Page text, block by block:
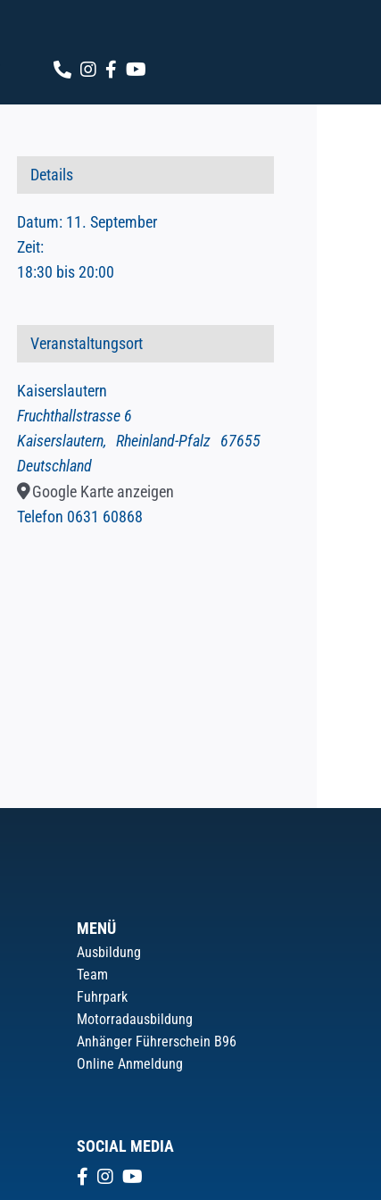
Details
Datum: 11. September
Zeit:
18:30 bis 20:00
Veranstaltungsort
Kaiserslautern
Fruchthallstrasse 6
Kaiserslautern, Rheinland-Pfalz 67655
Deutschland
Google Karte anzeigen
Telefon 0631 60868
MENÜ
Ausbildung
Team
Fuhrpark
Motorradausbildung
Anhänger Führerschein B96
Online Anmeldung
SOCIAL MEDIA